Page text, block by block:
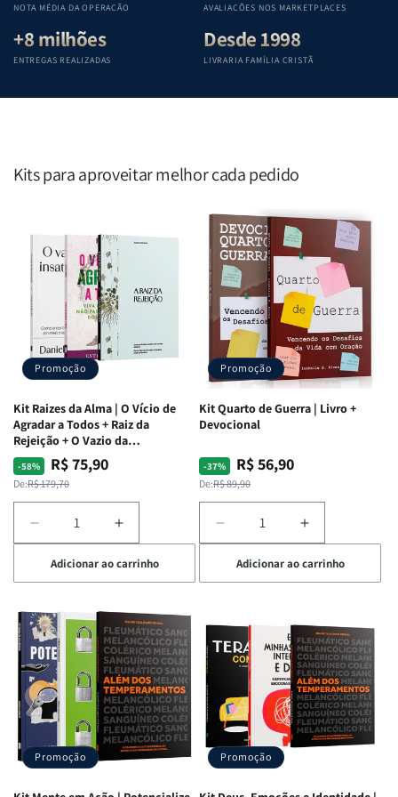
NOTA MÉDIA DA OPERAÇÃO AVALIAÇÕES NOS MARKETPLACES
+8 milhões
ENTREGAS REALIZADAS
Desde 1998
LIVRARIA FAMÍLIA CRISTÃ
Kits para aproveitar melhor cada pedido
Promoção
Kit Raizes da Alma | O Vício de
Agradar a Todos + Raiz da
Rejeição + O Vazio da
Insatisfação.
-58%
Preço
normal
De:R$ 179,70
Preço
promocional
R$ 75,90
Diminuir
a
quantidade
de
Raizes
da
Alma
|
O
Vício
Agradar
a
Todos
Aumentar
a
quantidade
de
Raizes
da
Alma
|
O
Vício
de
Agradar
Todos
Adicionar ao carrinho
Promoção
Kit Quarto de Guerra | Livro +
Devocional
-37%
Preço
normal
De:R$ 89,90
Preço
promocional
R$ 56,90
Diminuir
a
quantidade
de
Quarto
de
Guerra
Livro
+
Devocional
Aumentar
a
quantidade
de
Quarto
de
Guerra
|
Livro
+
Devocional
Adicionar ao carrinho
Promoção Promoção